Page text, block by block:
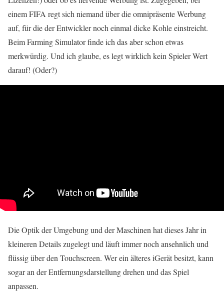
einem FIFA regt sich niemand über die omnipräsente Werbung
auf, für die der Entwickler noch einmal dicke Kohle einstreicht.
Beim Farming Simulator finde ich das aber schon etwas
merkwürdig. Und ich glaube, es legt wirklich kein Spieler Wert
darauf! (Oder?)
Die Optik der Umgebung und der Maschinen hat dieses Jahr in
kleineren Details zugelegt und läuft immer noch ansehnlich und
flüssig über den Touchscreen. Wer ein älteres iGerät besitzt, kann
sogar an der Entfernungsdarstellung drehen und das Spiel
anpassen.